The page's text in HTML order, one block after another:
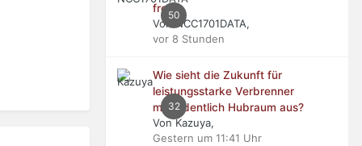
50
frech
Von NCC1701DATA,
vor 8 Stunden
32
Wie sieht die Zukunft für
leistungsstarke Verbrenner
mit ordentlich Hubraum aus?
Von Kazuya,
Gestern um 11:41 Uhr